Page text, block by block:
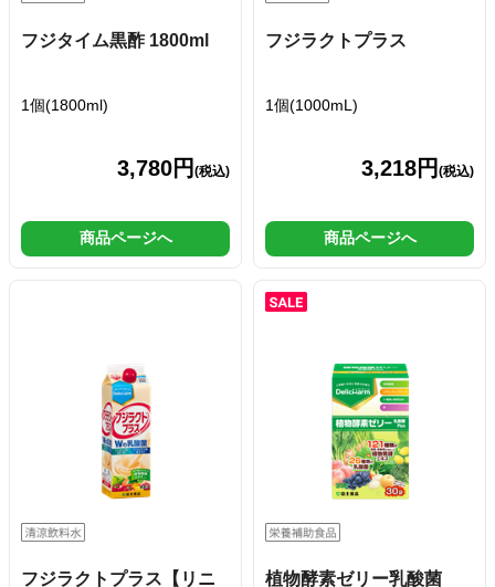
フジタイム黒酢 1800ml
1個(1800ml)
3,780円 (税込)
商品ページへ
フジラクトプラス
1個(1000mL)
3,218円 (税込)
商品ページへ
フジラクトプラス【リニ 植物酵素ゼリー乳酸菌